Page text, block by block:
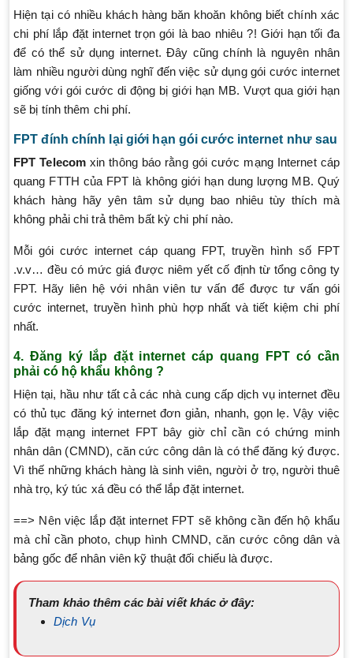
Hiện tại có nhiều khách hàng băn khoăn không biết chính xác
chi phí lắp đặt internet trọn gói là bao nhiêu ?! Giới hạn tối đa
để có thể sử dụng internet. Đây cũng chính là nguyên nhân
làm nhiều người dùng nghĩ đến việc sử dụng gói cước internet
giống với gói cước di động bị giới hạn MB. Vượt qua giới hạn
sẽ bị tính thêm chi phí.
FPT đính chính lại giới hạn gói cước internet như sau
FPT Telecom xin thông báo rằng gói cước mạng Internet cáp
quang FTTH của FPT là không giới hạn dung lượng MB. Quý
khách hàng hãy yên tâm sử dụng bao nhiêu tùy thích mà
không phải chi trả thêm bất kỳ chi phí nào.
Mỗi gói cước internet cáp quang FPT, truyền hình số FPT
.v.v… đều có mức giá được niêm yết cố định từ tổng công ty
FPT. Hãy liên hệ với nhân viên tư vấn để được tư vấn gói
cước internet, truyền hình phù hợp nhất và tiết kiệm chi phí
nhất.
4. Đăng ký lắp đặt internet cáp quang FPT có cần
phải có hộ khẩu không ?
Hiện tại, hầu như tất cả các nhà cung cấp dịch vụ internet đều
có thủ tục đăng ký internet đơn giản, nhanh, gọn lẹ. Vậy việc
lắp đặt mạng internet FPT bây giờ chỉ cần có chứng minh
nhân dân (CMND), căn cức công dân là có thể đăng ký được.
Vì thế những khách hàng là sinh viên, người ở trọ, người thuê
nhà trọ, ký túc xá đều có thể lắp đặt internet.
==> Nên việc lắp đặt internet FPT sẽ không cần đến hộ khẩu
mà chỉ cần photo, chụp hình CMND, căn cước công dân và
bảng gốc để nhân viên kỹ thuật đối chiếu là được.
Tham khảo thêm các bài viết khác ở đây:
Dịch Vụ